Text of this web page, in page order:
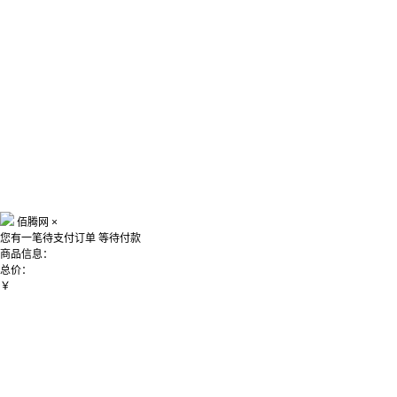
佰腾网 ×
您有一笔待支付订单 等待付款
商品信息：
总价：
￥